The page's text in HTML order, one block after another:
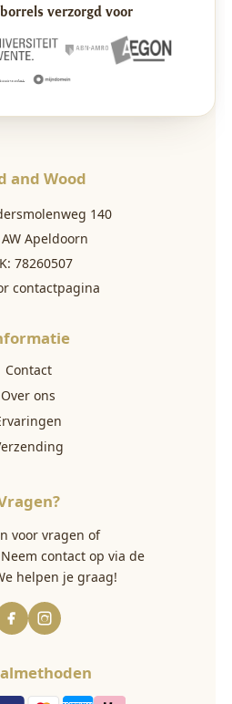
verzorgd voor
and Wood
140
Apeldoorn
78260507
contactpagina
Contact
Over ons
voor vragen of
contact op via de
helpen je graag!